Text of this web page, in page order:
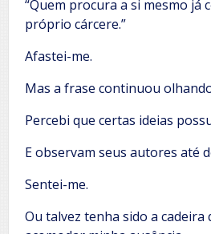
“Quem procura a si mesmo já
próprio cárcere.”
Afastei-me.
Mas a frase continuou
Percebi que certas ideias
E observam seus autores até
Sentei-me.
Ou talvez tenha sido a cadeira